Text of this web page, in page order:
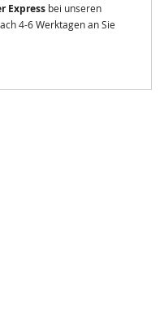
Express bei unseren
4-6 Werktagen an Sie